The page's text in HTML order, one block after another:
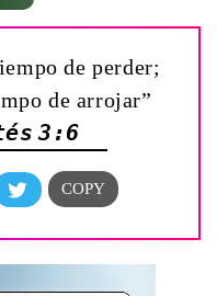
de perder;
de arrojar”
3:6